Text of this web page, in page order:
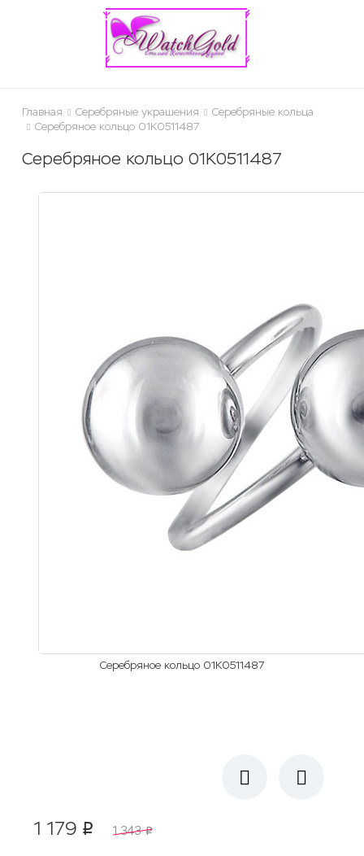
Главная Серебряные украшения
Серебряные кольца
Серебряное кольцо 01К0511487
Серебряное кольцо 01К0511487
Серебряное кольцо 01К0511487
1 179 p 1 343 p